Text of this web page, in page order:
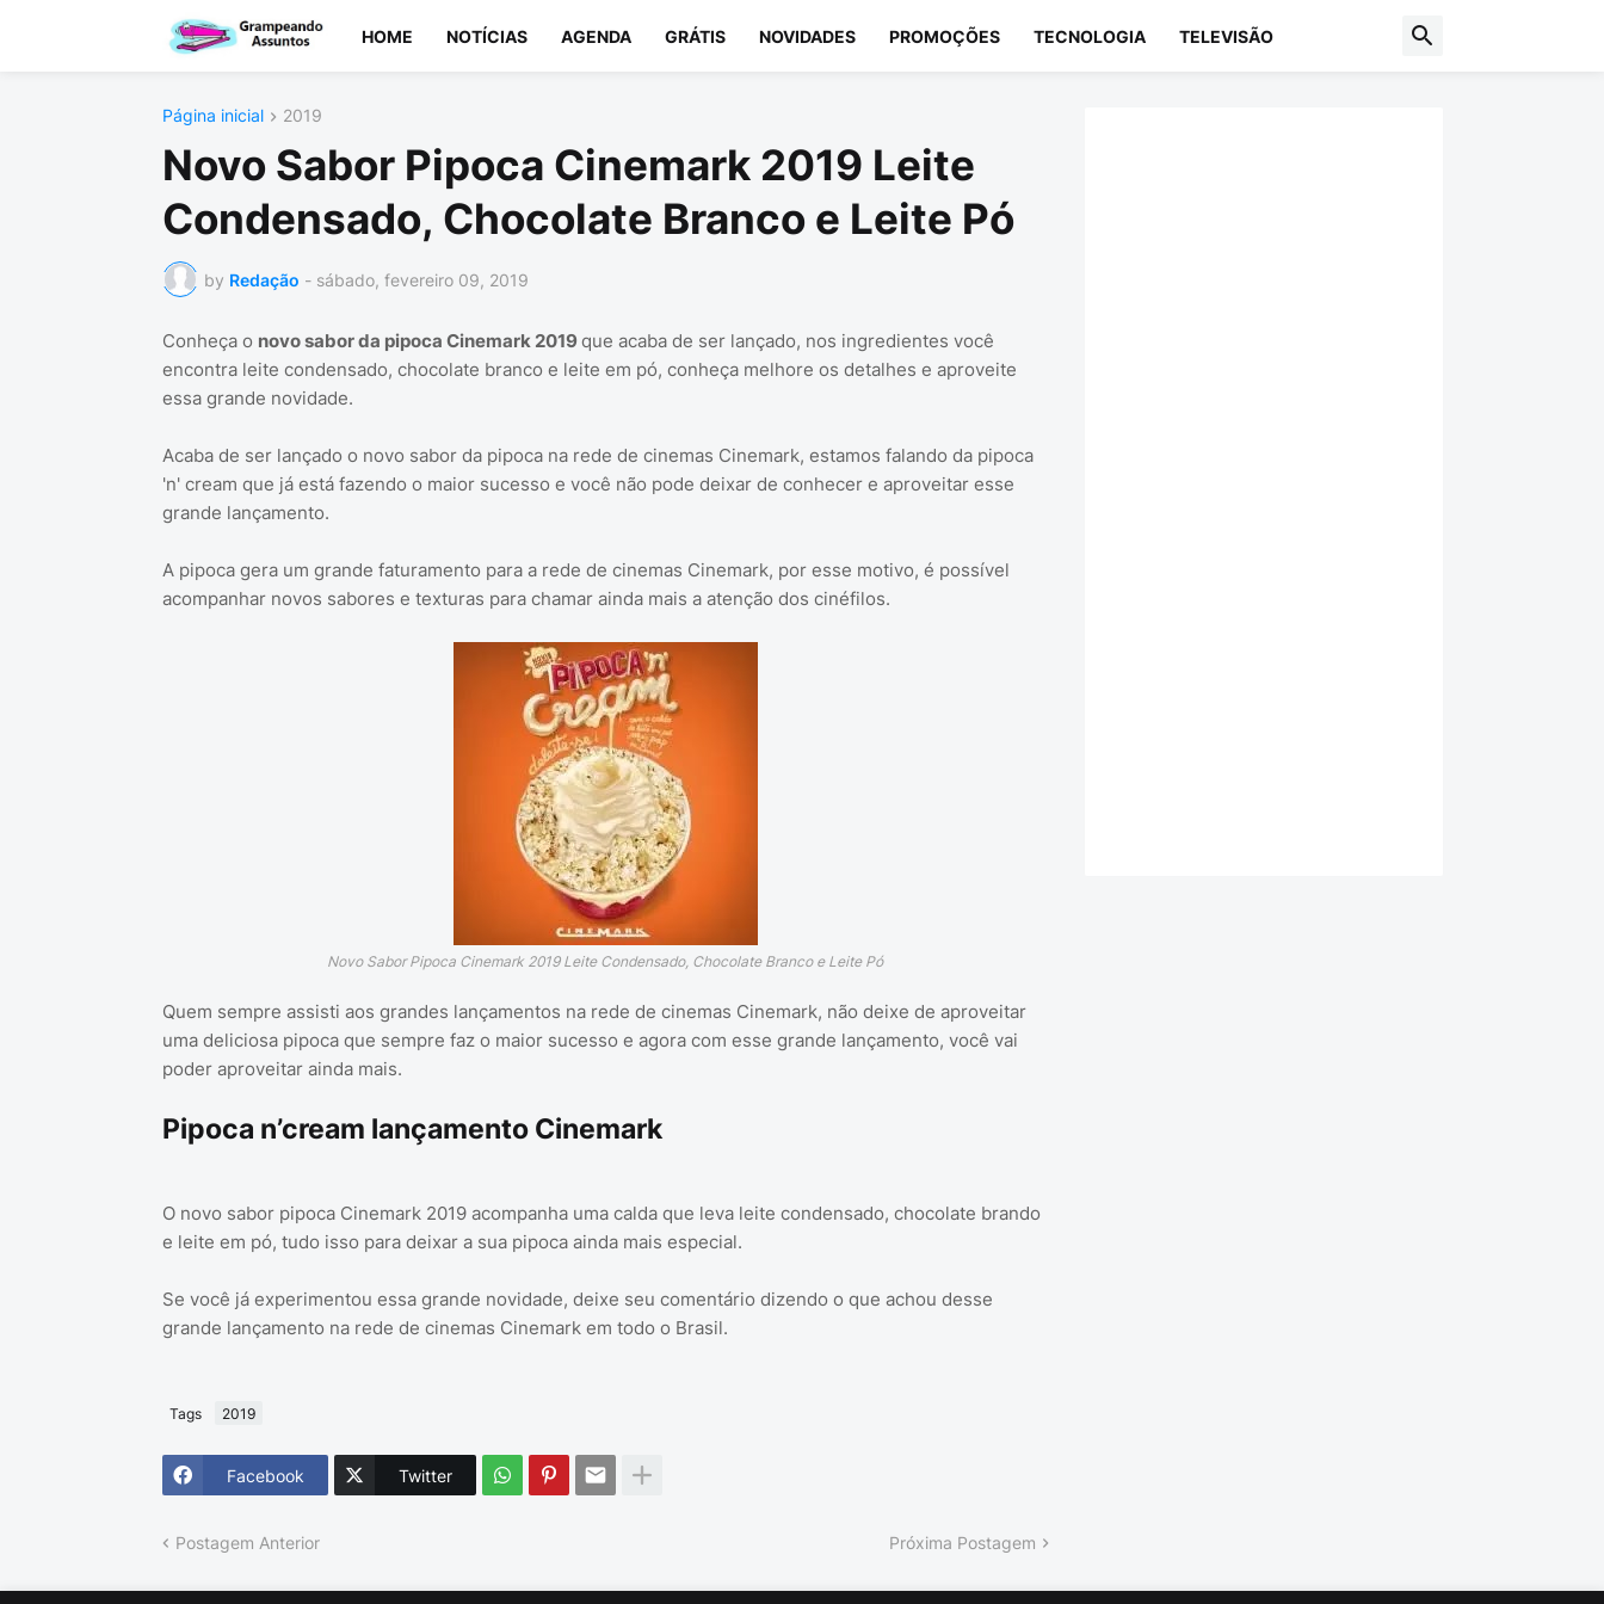
HOME NOTÍCIAS AGENDA GRÁTIS NOVIDADES PROMOÇÕES TECNOLOGIA TELEVISÃO
Página inicial 2019
Novo Sabor Pipoca Cinemark 2019 Leite
Condensado, Chocolate Branco e Leite Pó
by Redação - sábado, fevereiro 09, 2019
Conheça o novo sabor da pipoca Cinemark 2019que acaba de ser lançado, nos ingredientes você
encontra leite condensado, chocolate branco e leite em pó, conheça melhore os detalhes e aproveite
essa grande novidade.
Acaba de ser lançado o novo sabor da pipoca na rede de cinemas Cinemark, estamos falando da pipoca
'n' cream que já está fazendo o maior sucesso e você não pode deixar de conhecer e aproveitar esse
grande lançamento.
A pipoca gera um grande faturamento para a rede de cinemas Cinemark, por esse motivo, é possível
acompanhar novos sabores e texturas para chamar ainda mais a atenção dos cinéfilos.
Novo Sabor Pipoca Cinemark 2019 Leite Condensado, Chocolate Branco e Leite Pó
Quem sempre assisti aos grandes lançamentos na rede de cinemas Cinemark, não deixe de aproveitar
uma deliciosa pipoca que sempre faz o maior sucesso e agora com esse grande lançamento, você vai
poder aproveitar ainda mais.
Pipoca n’cream lançamento Cinemark
O novo sabor pipoca Cinemark 2019 acompanha uma calda que leva leite condensado, chocolate brando
e leite em pó, tudo isso para deixar a sua pipoca ainda mais especial.
Se você já experimentou essa grande novidade, deixe seu comentário dizendo o que achou desse
grande lançamento na rede de cinemas Cinemark em todo o Brasil.
Tags 2019
Facebook Twitter
Postagem Anterior Próxima Postagem